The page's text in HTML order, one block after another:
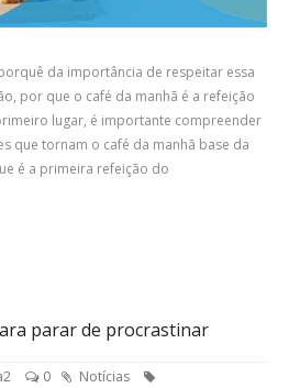
da importância de respeitar essa
por que o café da manhã é a refeição
lugar, é importante compreender
que tornam o café da manhã base da
é a primeira refeição do
parar de procrastinar
0 Notícias